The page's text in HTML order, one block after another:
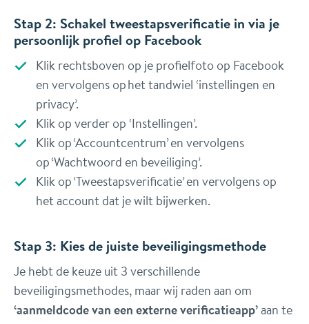
Stap 2: Schakel tweestapsverificatie in via je
persoonlijk profiel op Facebook
Klik rechtsboven op je profielfoto op Facebook
en vervolgens op het tandwiel ‘instellingen en
privacy’.
Klik op verder op ‘Instellingen’.
Klik op ‘Accountcentrum’ en vervolgens
op ‘Wachtwoord en beveiliging’.
Klik op ‘Tweestapsverificatie’ en vervolgens op
het account dat je wilt bijwerken.
Stap 3: Kies de juiste beveiligingsmethode
Je hebt de keuze uit 3 verschillende
beveiligingsmethodes, maar wij raden aan om
‘aanmeldcode van een externe verificatieapp’aan te